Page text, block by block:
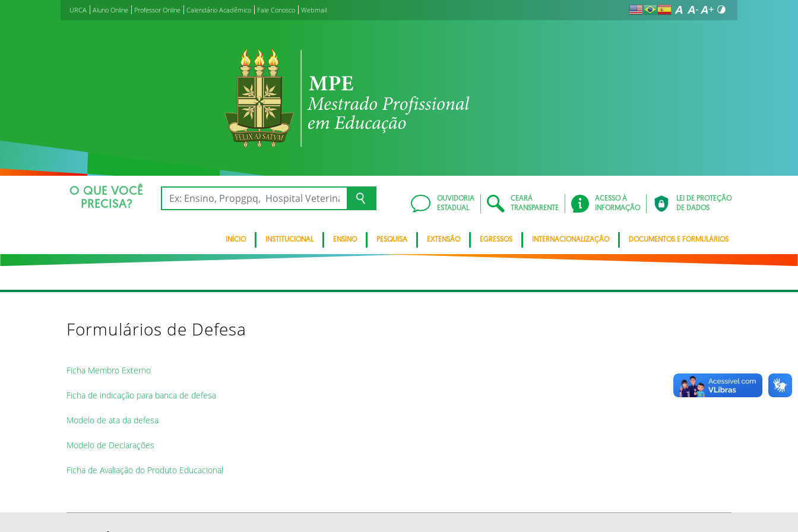
URCA Aluno Online Professor Online Calendário Acadêmico Fale Conosco Webmail
O QUE VOCÊ
PRECISA?
OUVIDORIA
ESTADUAL
CEARÁ
TRANSPARENTE
ACESSO À
INFORMAÇÃO
LEI DE PROTEÇÃO
DE DADOS
INÍCIO INSTITUCIONAL ENSINO PESQUISA EXTENSÃO EGRESSOS INTERNACIONALIZAÇÃO DOCUMENTOS E FORMULÁRIOS
Formulários de Defesa
Ficha Membro Externo
Ficha de indicação para banca de defesa
Modelo de ata da defesa
Modelo de Declarações
Ficha de Avaliação do Produto Educacional